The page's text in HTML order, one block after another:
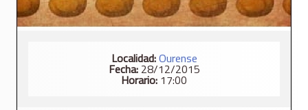
Localidad:Ourense
Fecha:28/12/2015
Horario: 17:00